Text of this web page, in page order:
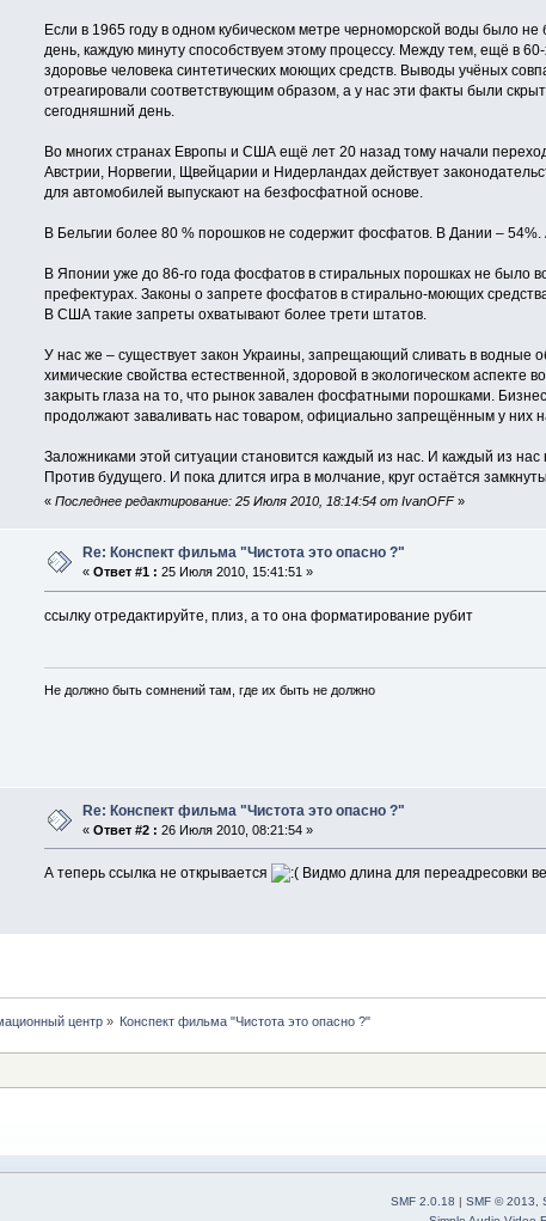
Если в 1965 году в одном кубическом метре черноморской воды было
день, каждую минуту способствуем этому процессу. Между тем, ещё в
здоровье человека синтетических моющих средств. Выводы учёных
отреагировали соответствующим образом, а у нас эти факты были
сегодняшний день.
Во многих странах Европы и США ещё лет 20 назад тому начали
Австрии, Норвегии, Щвейцарии и Нидерландах действует
для автомобилей выпускают на безфосфатной основе.
В Бельгии более 80 % порошков не содержит фосфатов. В Дании –
В Японии уже до 86-го года фосфатов в стиральных порошках не было
префектурах. Законы о запрете фосфатов в стирально-моющих
В США такие запреты охватывают более трети штатов.
У нас же – существует закон Украины, запрещающий сливать в водные
химические свойства естественной, здоровой в экологическом
закрыть глаза на то, что рынок завален фосфатными порошками.
продолжают заваливать нас товаром, официально запрещённым у них
Заложниками этой ситуации становится каждый из нас. И каждый из
Против будущего. И пока длится игра в молчание, круг остаётся
« Последнее редактирование: 25 Июля 2010, 18:14:54 от IvanOFF»
Re: Конспект фильма "Чистота это опасно ?"
«Ответ #1 : 25 Июля 2010, 15:41:51 »
ссылку отредактируйте, плиз, а то она форматирование рубит
Не должно быть сомнений там, где их быть не должно
Re: Конспект фильма "Чистота это опасно ?"
«Ответ #2 : 26 Июля 2010, 08:21:54 »
А теперь ссылка не открывается Видмо длина для переадресовки
центр » Конспект фильма "Чистота это опасно ?"
SMF 2.0.18 | SMF © 2013